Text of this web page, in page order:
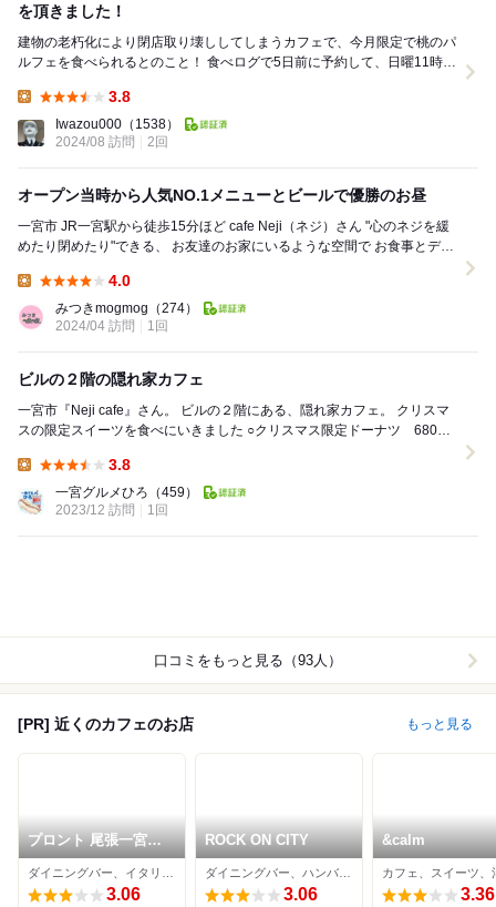
を頂きました！
建物の老朽化により閉店取り壊ししてしまうカフェで、今月限定で桃のパ
ルフェを食べられるとのこと！ 食べログで5日前に予約して、日曜11時に
3.8
Iwazou000 （1538）
2024/08 訪問
2回
オープン当時から人気NO.1メニューとビールで優勝のお昼
一宮市 JR一宮駅から徒歩15分ほど cafe Neji（ネジ）さん "心のネジを緩
めたり閉めたり"できる、 お友達のお家にいるような空間で お食事とデザ
4.0
みつきmogmog （274）
2024/04 訪問
1回
ビルの２階の隠れ家カフェ
一宮市『Neji cafe』さん。 ビルの２階にある、隠れ家カフェ。 クリスマ
スの限定スイーツを食べにいきました ○クリスマス限定ドーナツ 680円
3.8
一宮グルメひろ （459）
2023/12 訪問
1回
口コミをもっと見る（93人）
[PR] 近くのカフェのお店 もっと見る
プロント 尾張一宮駅
店
3.06
ROCK ON CITY
3.06
&calm
カフェ、スイーツ、
3.36